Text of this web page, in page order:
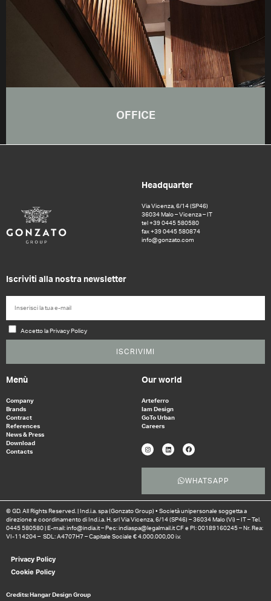
OFFICE
Headquarter
Via Vicenza, 6/14 (SP46)
36034 Malo – Vicenza – IT
tel +39 0445 580580
fax +39 0445 580874
info@gonzato.com
Iscriviti alla nostra newsletter
Accetto la Privacy Policy
ISCRIVIMI
Menù
Company
Brands
Contract
References
News & Press
Download
Contacts
Our world
Arteferro
Iam Design
GoTo Urban
Careers
WHATSAPP
© GD. All Rights Reserved. | Ind.i.a. spa (Gonzato Group) • Società unipersonale soggetta a
direzione e coordinamento di Ind.i.a. H. srl Via Vicenza, 6/14 (SP46) – 36034 Malo (Vi) – IT – Tel.
0445 580580 | E-mail: info@india.it – Pec: indiaspa@legalmail.it CF e PI: 00189160245 – Nr. Rea:
VI-114204 – SDL: A4707H7 – Capitale Sociale € 4.000.000,00 i.v.
Privacy Policy
Cookie Policy
Credits: Hangar Design Group